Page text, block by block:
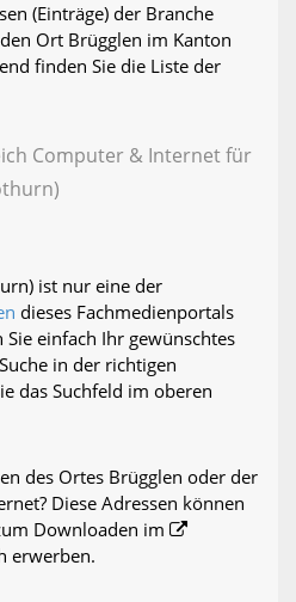
(Einträge) der Branche
Ort Brügglen im Kanton
finden Sie die Liste der
Computer & Internet für
ist nur eine der
dieses Fachmedienportals
einfach Ihr gewünschtes
in der richtigen
das Suchfeld im oberen
des Ortes Brügglen oder der
Diese Adressen können
Downloaden im
erwerben.